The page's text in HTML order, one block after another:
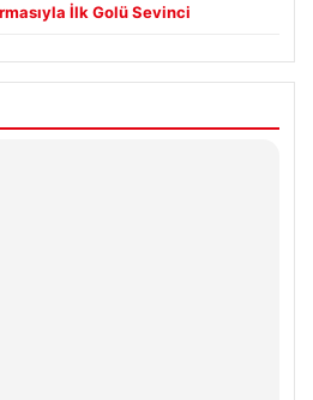
İlk Golü Sevinci